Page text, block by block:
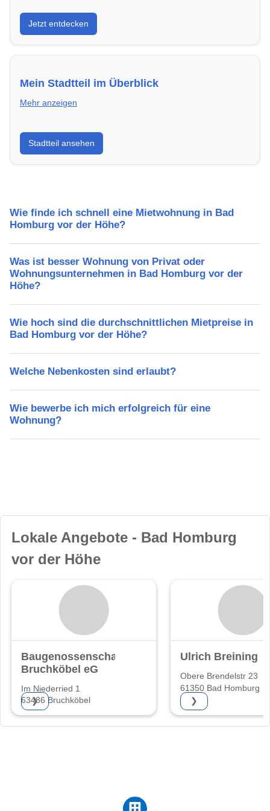
Entdecke Neubauprojekte in Bad Homburg vor der
Höhe – modern, energieeffizient und sofort
bezugsfertig.
Jetzt entdecken
Mein Stadtteil im Überblick
Mehr anzeigen
Erfahre mehr über deinen Stadtteil in Bad Homburg
vor der Höhe: Lebensqualität, Verkehrsanbindung,
Stadtteil ansehen
Wie finde ich schnell eine Mietwohnung in Bad
Homburg vor der Höhe?
Was ist besser Wohnung von Privat oder
Wohnungsunternehmen in Bad Homburg vor der
Höhe?
Wie hoch sind die durchschnittlichen Mietpreise in
Bad Homburg vor der Höhe?
Welche Nebenkosten sind erlaubt?
Wie bewerbe ich mich erfolgreich für eine
Wohnung?
Lokale Angebote - Bad Homburg
vor der Höhe
Baugenossenschaft
Bruchköbel eG
Im Niederried 1
63486 Bruchköbel
❯
Ulrich Breining
Obere Brendelstr 23
61350 Bad Homburg
❯